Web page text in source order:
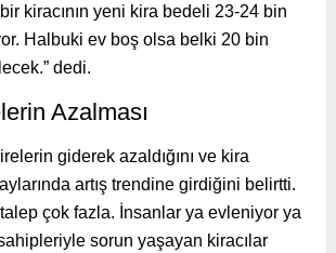
kiracının yeni kira bedeli 23-24 bin
Halbuki ev boş olsa belki 20 bin
dedi.
Azalması
giderek azaldığını ve kira
artış trendine girdiğini belirtti.
talep çok fazla. İnsanlar ya evleniyor ya
sorun yaşayan kiracılar